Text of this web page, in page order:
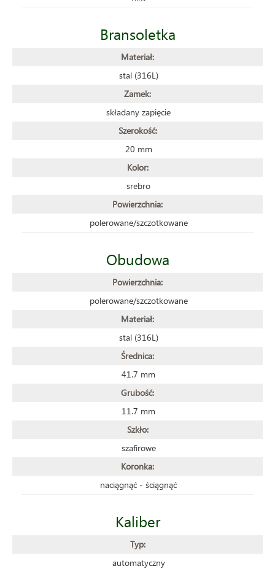
Bransoletka
Materiał:
stal (316L)
Zamek:
składany zapięcie
Szerokość:
20 mm
Kolor:
srebro
Powierzchnia:
polerowane/szczotkowane
Obudowa
Powierzchnia:
polerowane/szczotkowane
Materiał:
stal (316L)
Średnica:
41.7 mm
Grubość:
11.7 mm
Szkło:
szafirowe
Koronka:
naciągnąć - ściągnąć
Kaliber
Typ:
automatyczny